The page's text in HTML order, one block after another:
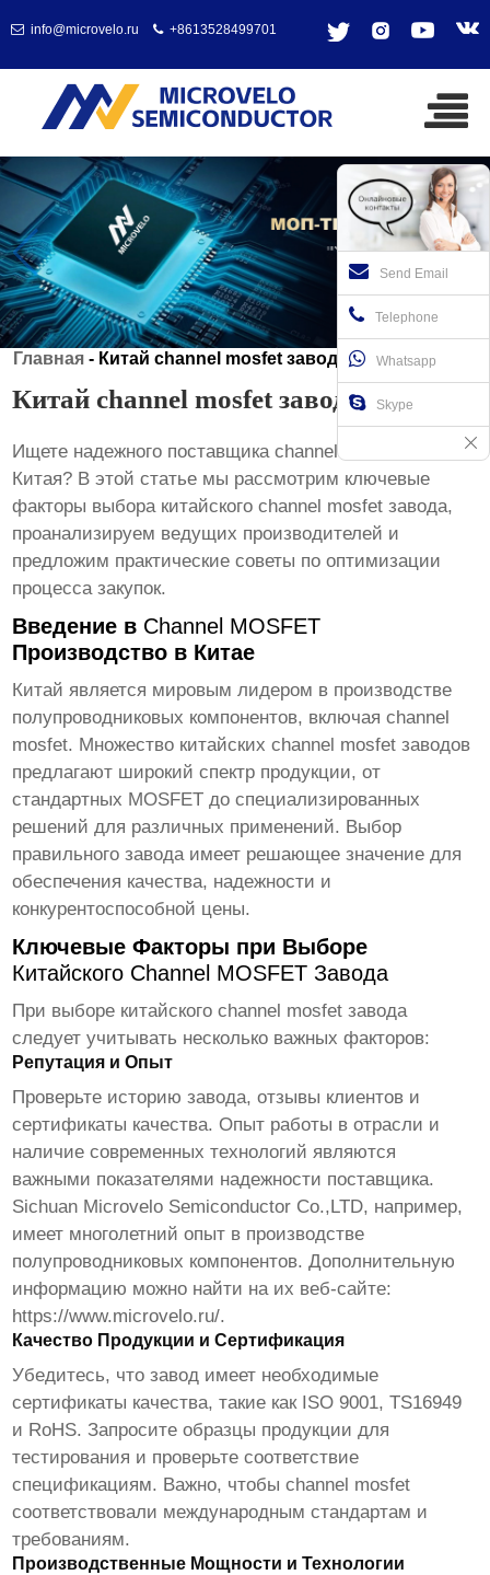
info@microvelo.ru +8613528499701
Главная - Китай channel mosfet завод
Китай channel mosfet завод
Ищете надежного поставщикаchannel mosfet
Китая? В этой статье мы рассмотрим ключевые
факторы выбора китайского channel mosfet завода,
проанализируем ведущих производителей и
предложим практические советы по оптимизации
процесса закупок.
Введение в Channel MOSFET
Производство в Китае
Китай является мировым лидером в производстве
полупроводниковых компонентов, включаяchannel
mosfet. Множество китайских channel mosfet заводов
предлагают широкий спектр продукции, от
стандартных MOSFET до специализированных
решений для различных применений. Выбор
правильного завода имеет решающее значение для
обеспечения качества, надежности и
конкурентоспособной цены.
Ключевые Факторы при Выборе
Китайского Channel MOSFET Завода
При выборе китайского channel mosfet завода
следует учитывать несколько важных факторов:
Репутация и Опыт
Проверьте историю завода, отзывы клиентов и
сертификаты качества. Опыт работы в отрасли и
наличие современных технологий являются
важными показателями надежности поставщика.
Sichuan Microvelo Semiconductor Co.,LTD, например,
имеет многолетний опыт в производстве
полупроводниковых компонентов. Дополнительную
информацию можно найти на их веб-сайте:
https://www.microvelo.ru/.
Качество Продукции и Сертификация
Убедитесь, что завод имеет необходимые
сертификаты качества, такие как ISO 9001, TS16949
и RoHS. Запросите образцы продукции для
тестирования и проверьте соответствие
спецификациям. Важно, чтобыchannel mosfet
соответствовали международным стандартам и
требованиям.
Производственные Мощности и Технологии
Send Email
Telephone
Whatsapp
Skype